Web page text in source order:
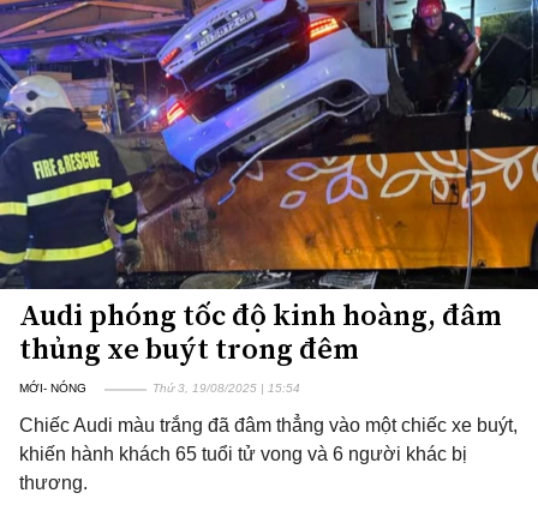
Audi phóng tốc độ kinh hoàng, đâm
thủng xe buýt trong đêm
MỚI- NÓNG Thứ 3, 19/08/2025 | 15:54
Chiếc Audi màu trắng đã đâm thẳng vào một chiếc xe buýt,
khiến hành khách 65 tuổi tử vong và 6 người khác bị
thương.